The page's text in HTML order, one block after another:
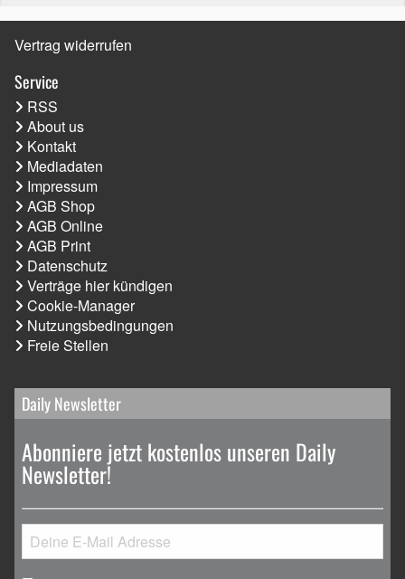
Vertrag widerrufen
Service
RSS
About us
Kontakt
Mediadaten
Impressum
AGB Shop
AGB Online
AGB Print
Datenschutz
Verträge hier kündigen
Cookie-Manager
Nutzungsbedingungen
Freie Stellen
Daily Newsletter
Abonniere jetzt kostenlos unseren Daily
Newsletter!